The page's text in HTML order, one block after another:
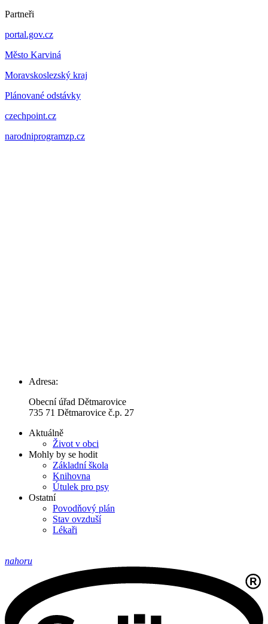
Partneři
portal.gov.cz
Město Karviná
Moravskoslezský kraj
Plánované odstávky
czechpoint.cz
narodniprogramzp.cz
Adresa:
Obecní úřad Dětmarovice
735 71 Dětmarovice č.p. 27
Aktuálně
Život v obci
Mohly by se hodit
Základní škola
Knihovna
Útulek pro psy
Ostatní
Povodňový plán
Stav ovzduší
Lékaři
nahoru